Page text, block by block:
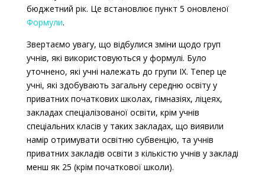
бюджетний рік. Це встановлює пункт 5 оновленої
Формули.
Звертаємо увагу, що відбулися зміни щодо груп
учнів, які використовуються у формулі. Було
уточнено, які учні належать до групи IX. Тепер це
учні, які здобувають загальну середню освіту у
приватних початкових школах, гімназіях, ліцеях,
закладах спеціалізованої освіти, крім учнів
спеціальних класів у таких закладах, що виявили
намір отримувати освітню субвенцію, та учнів
приватних закладів освіти з кількістю учнів у закладі
менш як 25 (крім початкової школи).